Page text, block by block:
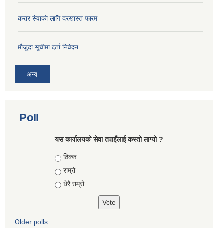
करार सेवाको लागि दरखास्त फारम
मौजुदा सूचीमा दर्ता निवेदन
अन्य
Poll
यस कार्यालयको सेवा तपाइँलाई कस्तो लाग्यो ?
Choices
ठिक्क
राम्रो
धेरै राम्रो
Older polls